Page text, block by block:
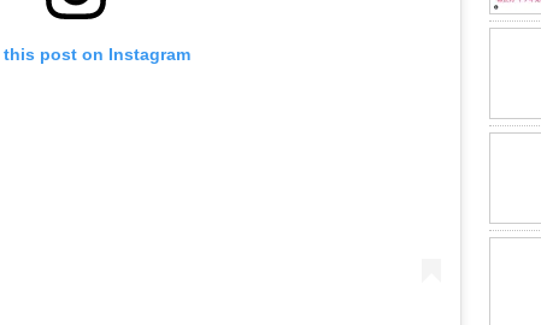
this post on Instagram